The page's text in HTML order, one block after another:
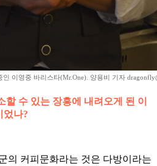
이영중 바리스타(Mr.One). 양용비 기자
할 수 있는 장흥에 내려오게 된 이
었나?
의 커피문화라는 것은 다방이라는